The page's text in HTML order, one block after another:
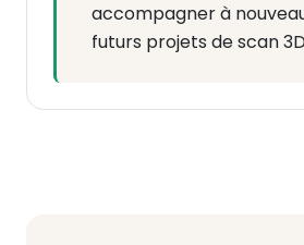
accompagner à
futurs projets de scan